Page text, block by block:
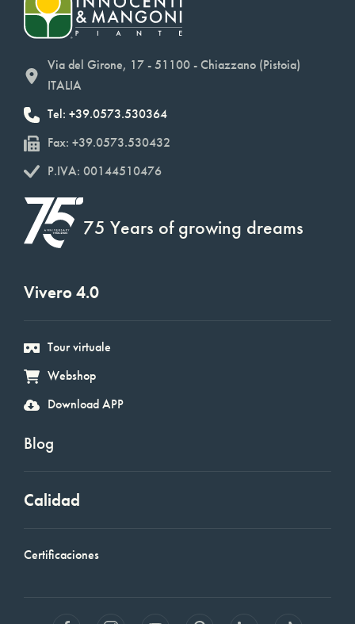
Via del Girone, 17 - 51100 - Chiazzano (Pistoia)
ITALIA
Tel: +39.0573.530364
Fax: +39.0573.530432
P.IVA: 00144510476
75 Years of growing dreams
Vivero 4.0
Tour virtuale
Webshop
Download APP
Blog
Calidad
Certificaciones